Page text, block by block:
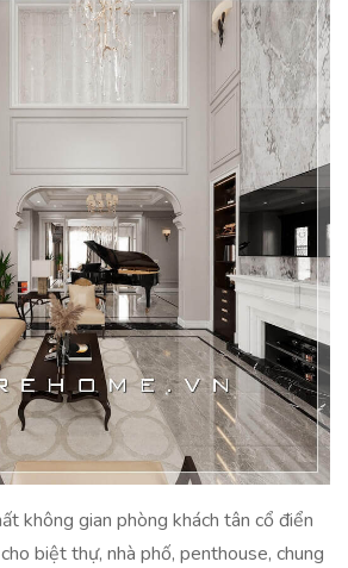
không gian phòng khách tân cổ điển
biệt thự, nhà phố, penthouse, chung